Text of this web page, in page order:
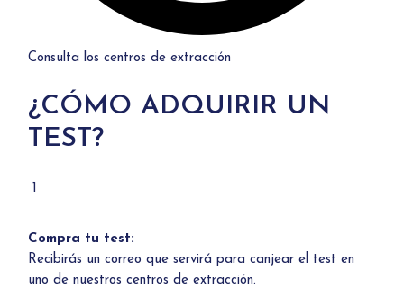
Consulta los centros de extracción
¿CÓMO ADQUIRIR UN
TEST?
1
Compra tu test:
Recibirás un correo que servirá para canjear el test en
uno denuestros centros de extracción.